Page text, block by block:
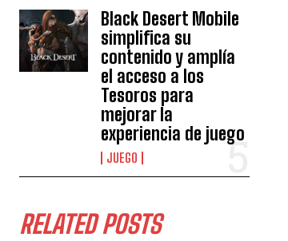
Black Desert Mobile
simplifica su
contenido y amplía
el acceso a los
Tesoros para
mejorar la
experiencia de juego
JUEGO
RELATED POSTS